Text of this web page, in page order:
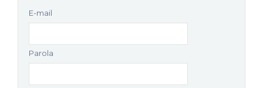
E-mail
Parola